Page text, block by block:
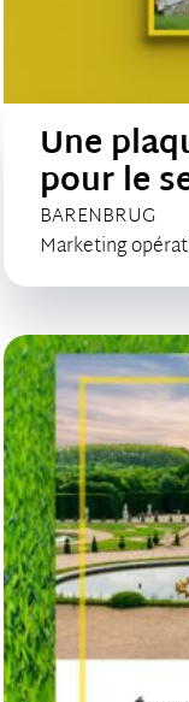
Une
pour le
CLIENT :
BARENBRUG
Catégorie de
Marketing